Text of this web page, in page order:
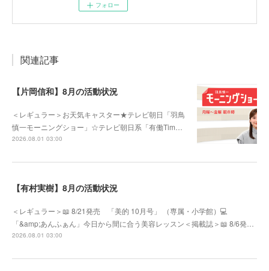
フォロー
関連記事
【片岡信和】8月の活動状況
＜レギュラー＞お天気キャスター★テレビ朝日「羽鳥
慎一モーニングショー」☆テレビ朝日系「有働Tim…
2026.08.01 03:00
【有村実樹】8月の活動状況
＜レギュラー＞📖 8/21発売 「美的 10月号」 （専属・小学館）💻
「&amp;あんふぁん」今日から間に合う美容レッスン＜掲載誌＞📖 8/6発…
2026.08.01 03:00